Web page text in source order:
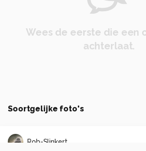
Wees de eerste die een
achterlaat.
Soortgelijke foto's
Rob-Slinkert